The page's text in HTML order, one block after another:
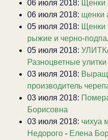
06 июля 2018: Щенки
06 июля 2018: щенки
05 июля 2018: Щенки
рыжие и черно-
05 июля 2018:
Разноцветные
03 июля 2018:
производитель
03 июля 2018:
Борисовна
03 июля 2018: чихуа
Недорого - Елена